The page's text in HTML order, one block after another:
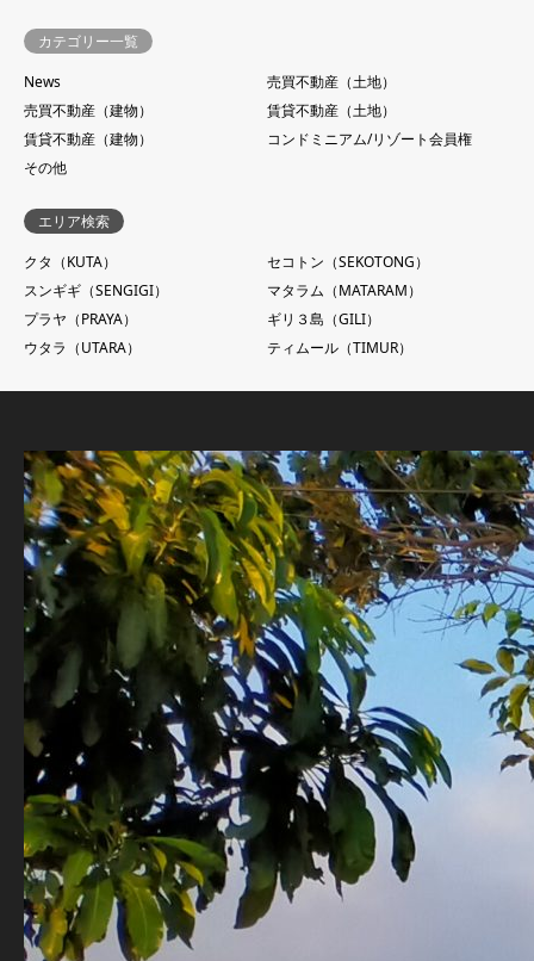
カテゴリー一覧
News
売買不動産（土地）
売買不動産（建物）
賃貸不動産（土地）
賃貸不動産（建物）
コンドミニアム/リゾート会員権
その他
エリア検索
クタ（KUTA）
セコトン（SEKOTONG）
スンギギ（SENGIGI）
マタラム（MATARAM）
プラヤ（PRAYA）
ギリ３島（GILI）
ウタラ（UTARA）
ティムール（TIMUR）